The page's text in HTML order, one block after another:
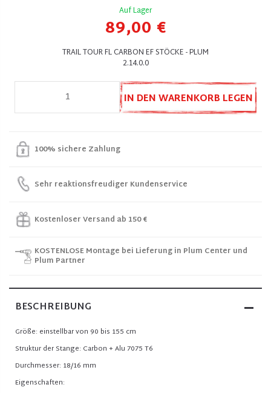
Auf Lager
89,00 €
TRAIL TOUR FL CARBON EF STÖCKE - PLUM
2.14.0.0
IN DEN WARENKORB LEGEN
100% sichere Zahlung
Sehr reaktionsfreudiger Kundenservice
Kostenloser Versand ab 150 €
KOSTENLOSE Montage bei Lieferung in Plum Center und
Plum Partner
BESCHREIBUNG
Größe: einstellbar von 90 bis 155 cm
Struktur der Stange: Carbon + Alu 7075 T6
Durchmesser: 18/16 mm
Eigenschaften: